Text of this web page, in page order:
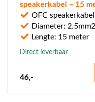
speakerkabel – 15
OFC speakerkabel
Diameter: 2.5mm2
Lengte: 15 meter
Direct leverbaar
46,-